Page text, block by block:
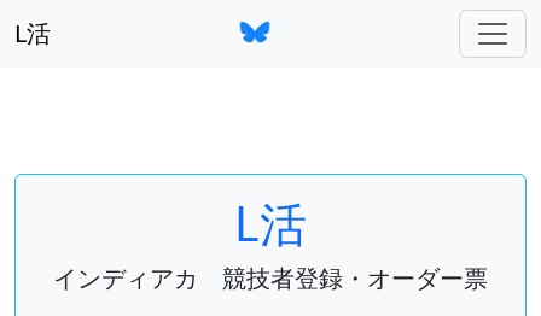
L活
L活
インディアカ 競技者登録・オーダー票